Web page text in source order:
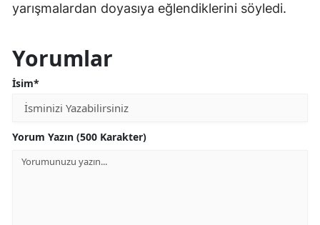
yarışmalardan doyasıya eğlendiklerini söyledi.
Yorumlar
İsim*
Yorum Yazın (500 Karakter)